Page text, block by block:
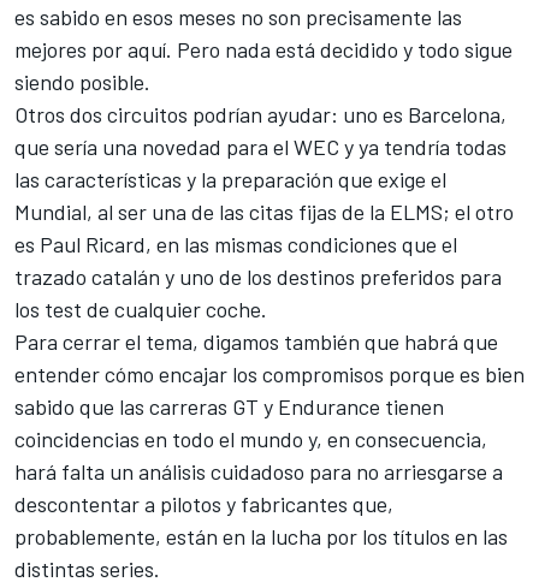
es sabido en esos meses no son precisamente las
mejores por aquí. Pero nada está decidido y todo sigue
siendo posible.
Otros dos circuitos podrían ayudar: uno es Barcelona,
que sería una novedad para el WEC y ya tendría todas
las características y la preparación que exige el
Mundial, al ser una de las citas fijas de la ELMS; el otro
es Paul Ricard, en las mismas condiciones que el
trazado catalán y uno de los destinos preferidos para
los test de cualquier coche.
Para cerrar el tema, digamos también que habrá que
entender cómo encajar los compromisos porque es bien
sabido que las carreras GT y Endurance tienen
coincidencias en todo el mundo y, en consecuencia,
hará falta un análisis cuidadoso para no arriesgarse a
descontentar a pilotos y fabricantes que,
probablemente, están en la lucha por los títulos en las
distintas series.